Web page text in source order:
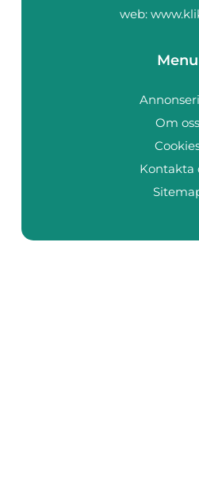
web:
Menu
Om oss
Kontakta